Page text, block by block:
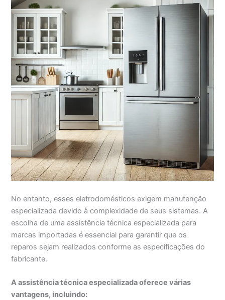
No entanto, esses eletrodomésticos exigem manutenção
especializada devido à complexidade de seus sistemas. A
escolha de uma assistência técnica especializada para
marcas importadas é essencial para garantir que os
reparos sejam realizados conforme as especificações do
fabricante.
A assistência técnica especializada oferece várias
vantagens, incluindo: